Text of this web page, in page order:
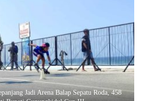
Jadi Arena Balap Sepatu Roda, 458